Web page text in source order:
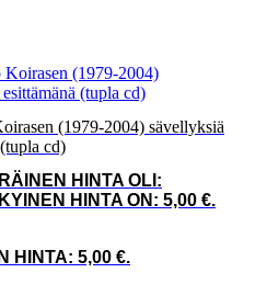
(1979-2004) sävellyksiä
cd)
HINTA OLI:
HINTA ON: 5,00 €.
HINTA: 5,00 €.